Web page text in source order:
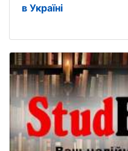
в Україні